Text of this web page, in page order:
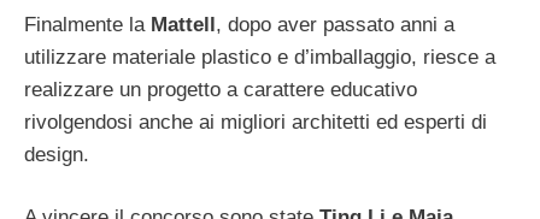
Finalmente la Mattell, dopo aver passato anni a
utilizzare materiale plastico e d’imballaggio, riesce a
realizzare un progetto a carattere educativo
rivolgendosi anche ai migliori architetti ed esperti di
design.